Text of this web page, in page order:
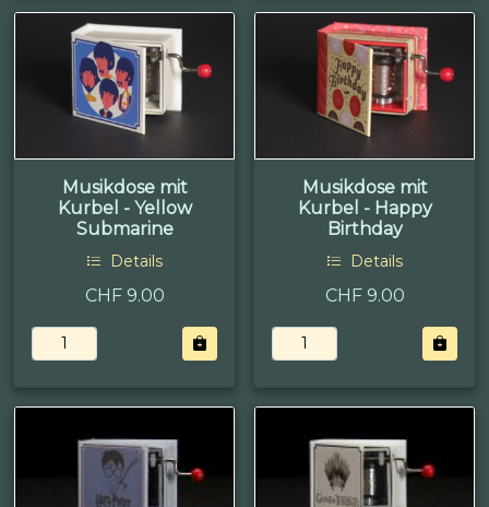
Musikdose mit
Kurbel - Yellow
Submarine
Details
CHF 9.00
Musikdose mit
Kurbel - Happy
Birthday
Details
CHF 9.00